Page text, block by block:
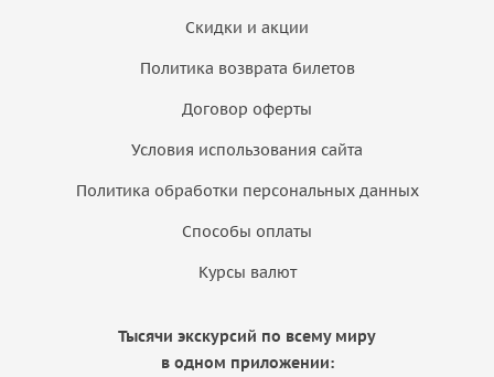
Скидки и акции
Политика возврата билетов
Договор оферты
Условия использования сайта
Политика обработки персональных данных
Способы оплаты
Курсы валют
Тысячи экскурсий по всему миру
в одном приложении: